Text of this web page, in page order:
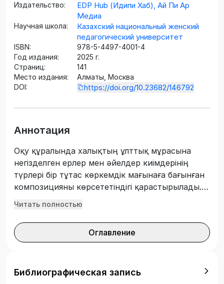
Издательство:
EDP Hub (Идипи Хаб), Ай Пи Ар
Медиа
Научная школа:
Казахский национальный женский
педагогический университет
ISBN:
978-5-4497-4001-4
Год издания:
2025 г.
Страниц:
141
Место издания:
Алматы, Москва
DOI:
https://doi.org/10.23682/146792
Аннотация
Оқу құралында халықтың ұлттық мұрасына
негізделген ерлер мен әйелдер киімдерінің
түрлері бір тұтас көркемдік мағынаға бағынған
композицияны көрсететіндігі қарастырылады.
Киім дизайны өнерінің жаңа тәсілдерін
жасап шығару кезеңдері баяндалады.
Ұсынылып отырған киім жинағының эскизін
ескерілген. «Костюм тарихы» пәнін оқитын
Читать полностью
Оглавление
Библиографическая запись